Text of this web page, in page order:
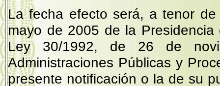
La fecha efecto será, a tenor
mayo de 2005 de la
Ley 30/1992, de 26 de
Administraciones Públicas y
presente notificación o la de su